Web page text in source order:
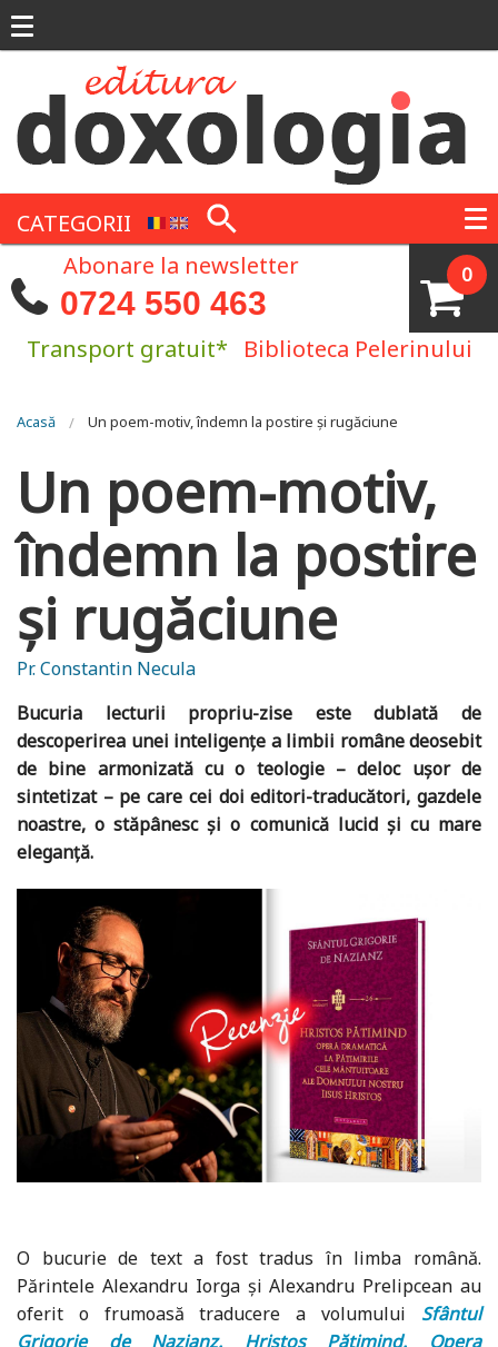
CATEGORII
0
Abonare la newsletter
0724 550 463
Transport gratuit* Biblioteca Pelerinului
Eşti aici
Acasă Un poem-motiv, îndemn la postire și rugăciune
Un poem-motiv,
îndemn la postire
și rugăciune
Pr. Constantin Necula
Bucuria lecturii propriu-zise este dublată de
descoperirea unei inteligențe a limbii române deosebit
de bine armonizată cu o teologie – deloc ușor de
sintetizat – pe care cei doi editori-traducători, gazdele
noastre, o stăpânesc și o comunică lucid și cu mare
eleganță.
O bucurie de text a fost tradus în limba română.
Părintele Alexandru Iorga și Alexandru Prelipcean au
oferit o frumoasă traducere a volumului Sfântul
Grigorie de Nazianz. Hristos Pătimind. Opera